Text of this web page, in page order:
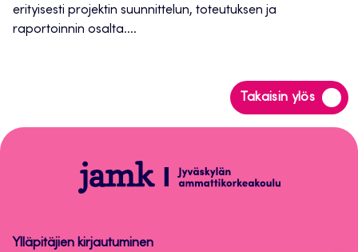
erityisesti projektin suunnittelun, toteutuksen ja
raportoinnin osalta....
Takaisin ylös
Siirry
takaisin
Opinnäytetyön
ohjaus
Ylläpitäjien kirjautuminen